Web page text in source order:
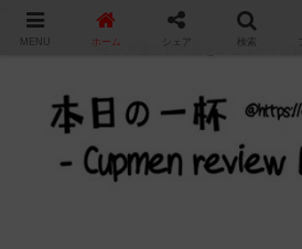
カップ麺の新商品をレビュー / ア
MENU ホーム シェア 検索